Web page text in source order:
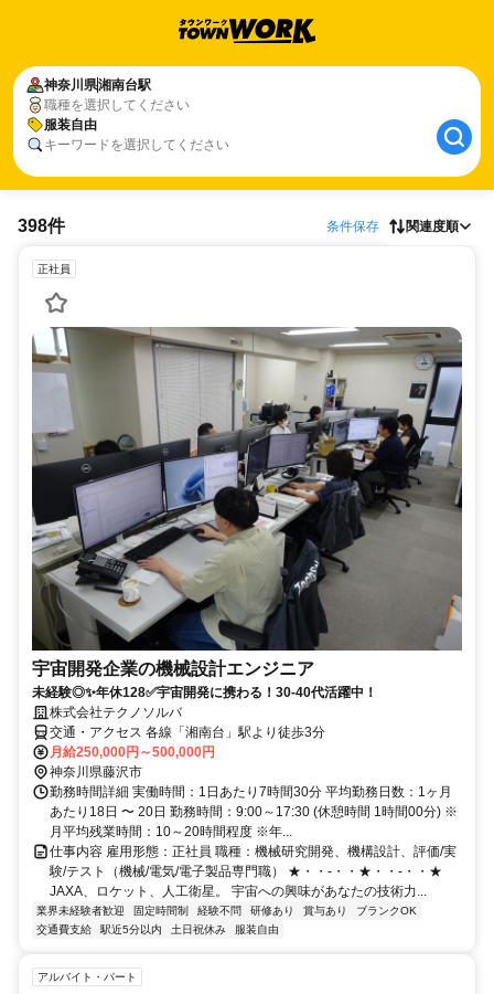
神奈川県湘南台駅
職種を選択してください
服装自由
キーワードを選択してください
398件 条件保存 関連度順
正社員
宇宙開発企業の機械設計エンジニア
未経験◎✨年休128✅宇宙開発に携わる！30-40代活躍中！
株式会社テクノソルバ
交通・アクセス 各線「湘南台」駅より徒歩3分
月給250,000円～500,000円
神奈川県藤沢市
勤務時間詳細 実働時間：1日あたり7時間30分 平均勤務日数：1ヶ月
あたり18日 〜 20日 勤務時間：9:00～17:30 (休憩時間 1時間00分) ※
月平均残業時間：10～20時間程度 ※年...
仕事内容 雇用形態：正社員 職種：機械研究開発、機構設計、評価/実
験/テスト（機械/電気/電子製品専門職） ★・・-・・★・・-・・★
JAXA、ロケット、人工衛星。 宇宙への興味があなたの技術力...
業界未経験者歓迎 固定時間制 経験不問 研修あり 賞与あり
ブランクOK
交通費支給
駅近5分以内 土日祝休み 服装自由
アルバイト・パート